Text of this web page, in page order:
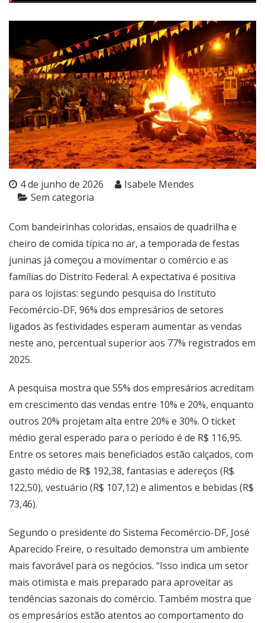
4 de junho de 2026
Isabele Mendes
Sem categoria
Com bandeirinhas coloridas, ensaios de quadrilha e
cheiro de comida típica no ar, a temporada de festas
juninas já começou a movimentar o comércio e as
famílias do Distrito Federal. A expectativa é positiva
para os lojistas: segundo pesquisa do Instituto
Fecomércio-DF, 96% dos empresários de setores
ligados às festividades esperam aumentar as vendas
neste ano, percentual superior aos 77% registrados em
2025.
A pesquisa mostra que 55% dos empresários acreditam
em crescimento das vendas entre 10% e 20%, enquanto
outros 20% projetam alta entre 20% e 30%. O ticket
médio geral esperado para o período é de R$ 116,95.
Entre os setores mais beneficiados estão calçados, com
gasto médio de R$ 192,38, fantasias e adereços (R$
122,50), vestuário (R$ 107,12) e alimentos e bebidas (R$
73,46).
Segundo o presidente do Sistema Fecomércio-DF, José
Aparecido Freire, o resultado demonstra um ambiente
mais favorável para os negócios. “Isso indica um setor
mais otimista e mais preparado para aproveitar as
tendências sazonais do comércio. Também mostra que
os empresários estão atentos ao comportamento do